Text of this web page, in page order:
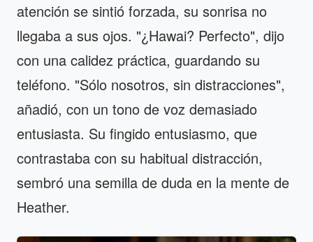
atención se sintió forzada, su sonrisa no
llegaba a sus ojos. "¿Hawai? Perfecto", dijo
con una calidez práctica, guardando su
teléfono. "Sólo nosotros, sin distracciones",
añadió, con un tono de voz demasiado
entusiasta. Su fingido entusiasmo, que
contrastaba con su habitual distracción,
sembró una semilla de duda en la mente de
Heather.